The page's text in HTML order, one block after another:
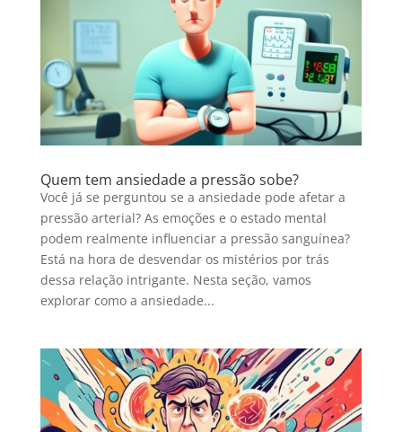
Quem tem ansiedade a pressão sobe?
Você já se perguntou se a ansiedade pode afetar a
pressão arterial? As emoções e o estado mental
podem realmente influenciar a pressão sanguínea?
Está na hora de desvendar os mistérios por trás
dessa relação intrigante. Nesta seção, vamos
explorar como a ansiedade...